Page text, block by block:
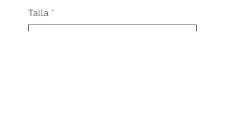
Talla *